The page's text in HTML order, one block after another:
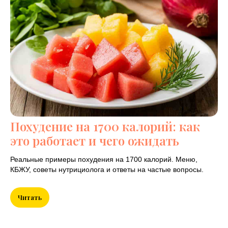
Похудение на 1700 калорий: как
это работает и чего ожидать
Реальные примеры похудения на 1700 калорий. Меню,
КБЖУ, советы нутрициолога и ответы на частые вопросы.
Читать
Новости в мире
здоровья!
Исключительно
полезный и
проверенный материал
в области здоровья и
спорта!